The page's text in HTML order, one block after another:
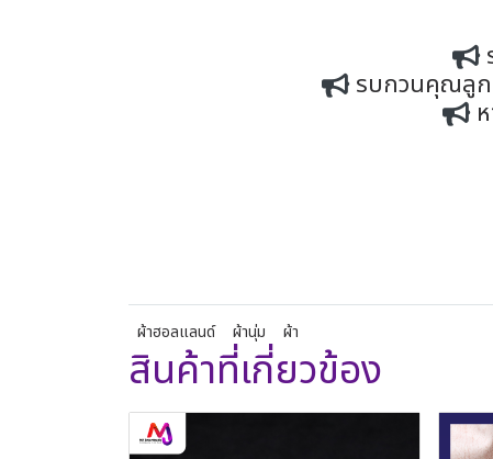
รบกวนคุณลูก
ผ้าฮอลแลนด์ ผ้านุ่ม ผ้า
สินค้าที่เกี่ยวข้อง